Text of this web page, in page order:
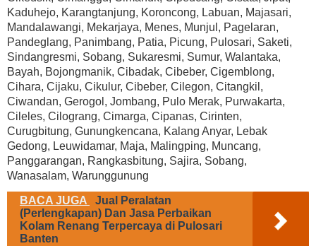
Kaduhejo, Karangtanjung, Koroncong, Labuan, Majasari,
Mandalawangi, Mekarjaya, Menes, Munjul, Pagelaran,
Pandeglang, Panimbang, Patia, Picung, Pulosari, Saketi,
Sindangresmi, Sobang, Sukaresmi, Sumur, Walantaka,
Bayah, Bojongmanik, Cibadak, Cibeber, Cigemblong,
Cihara, Cijaku, Cikulur, Cibeber, Cilegon, Citangkil,
Ciwandan, Gerogol, Jombang, Pulo Merak, Purwakarta,
Cileles, Cilograng, Cimarga, Cipanas, Cirinten,
Curugbitung, Gunungkencana, Kalang Anyar, Lebak
Gedong, Leuwidamar, Maja, Malingping, Muncang,
Panggarangan, Rangkasbitung, Sajira, Sobang,
Wanasalam, Warunggunung
BACA JUGA
Jual Peralatan
(Perlengkapan) Dan Jasa Perbaikan
Kolam Renang Terpercaya di Pulosari
Banten